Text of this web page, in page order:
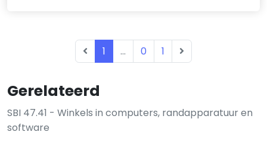
Gerelateerd
SBI 47.41 - Winkels in computers, randapparatuur en
software
1 ... 0 1